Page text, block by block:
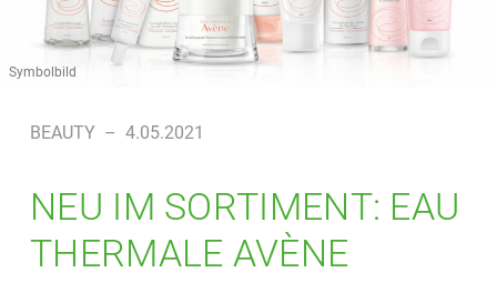
Symbolbild
BEAUTY – 4.05.2021
NEU IM SORTIMENT: EAU
THERMALE AVÈNE